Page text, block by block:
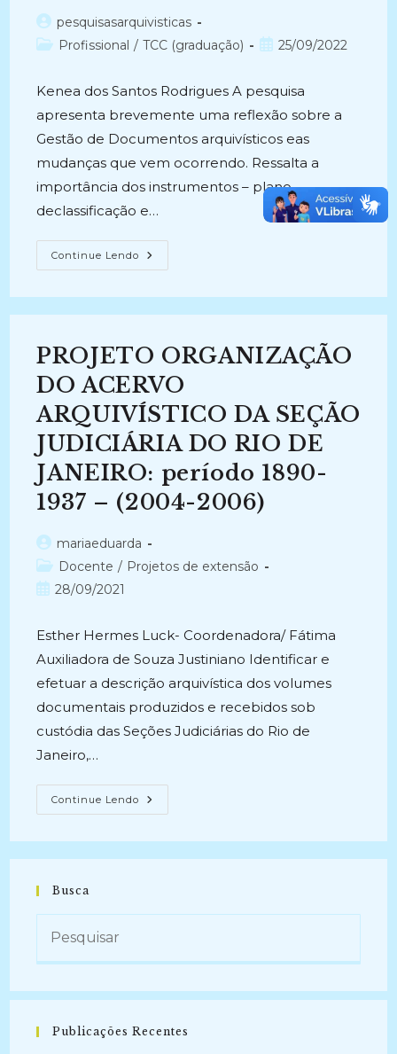
Autor
do
pesquisasarquivisticas
Categoria
Profissional / TCC (graduação)
Post25/09/2022
Kenea dos Santos Rodrigues A pesquisa
apresenta brevemente uma reflexão sobre a
Gestão de Documentos arquivísticos eas
mudanças que vem ocorrendo. Ressalta a
importância dos instrumentos – plano
declassificação e…
Continue Lendo DA
TEORIA
Análise
Do
Plano
De
Classificação
E
Da
De
Temporalidade
De
Um
Arquivo
Privado
PROJETO ORGANIZAÇÃO
DO ACERVO
ARQUIVÍSTICO DA SEÇÃO
JUDICIÁRIA DO RIO DE
JANEIRO: período 1890-
1937 – (2004-2006)
Autor
do
post:
mariaeduarda
Categoria
do
Docente / Projetos de extensão
Post28/09/2021
Esther Hermes Luck- Coordenadora/ Fátima
Auxiliadora de Souza Justiniano Identificar e
efetuar a descrição arquivística dos volumes
documentais produzidos e recebidos sob
custódia das Seções Judiciárias do Rio de
Janeiro,…
Continue Lendo PROJETO
ORGANIZAÇÃO
DA
RIO
1890-
(2004-
Busca
Publicações Recentes